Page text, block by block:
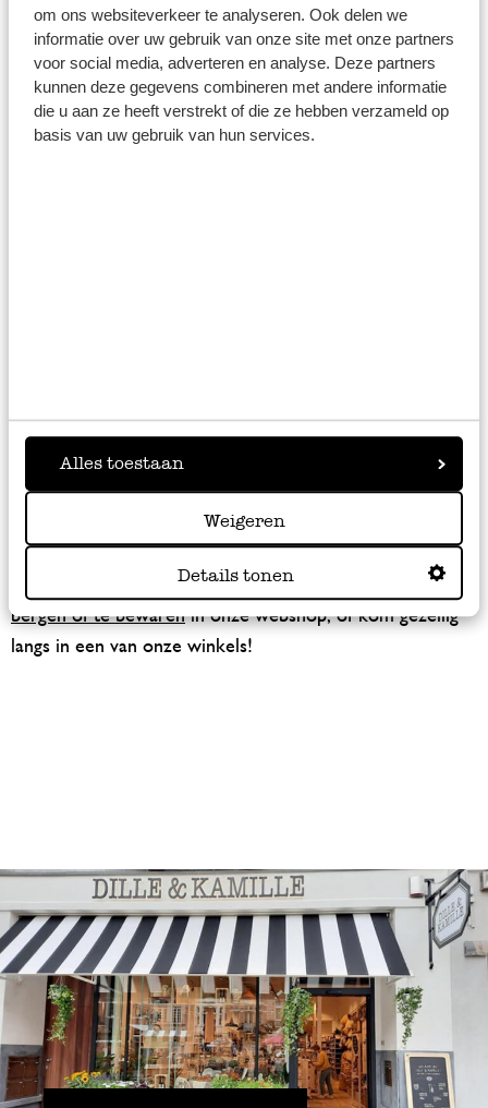
om ons websiteverkeer te analyseren. Ook delen we
informatie over uw gebruik van onze site met onze partners
voor social media, adverteren en analyse. Deze partners
kunnen deze gegevens combineren met andere informatie
die u aan ze heeft verstrekt of die ze hebben verzameld op
basis van uw gebruik van hun services.
Alles toestaan
Weigeren
Details tonen
Opbergpotten van emaille of
blik?
Iedereen heeft een eigen smaak en daarbij ook een ander
Van een handige, houten broodtrommel, een
vershoudschaal voor groenten of kruidenpotjes met
bijpassend kruidenrekje: door je etenswaren goed af te
sluiten gaan ze langer mee en gooi je uiteindelijk minder
eten weg! En het staat ook nog eens mooi en opgeruimd
in je keuken. Je vindt al onze producten om in
bergen of te bewarenin onze webshop, of kom gezellig
langs in een van onze winkels!